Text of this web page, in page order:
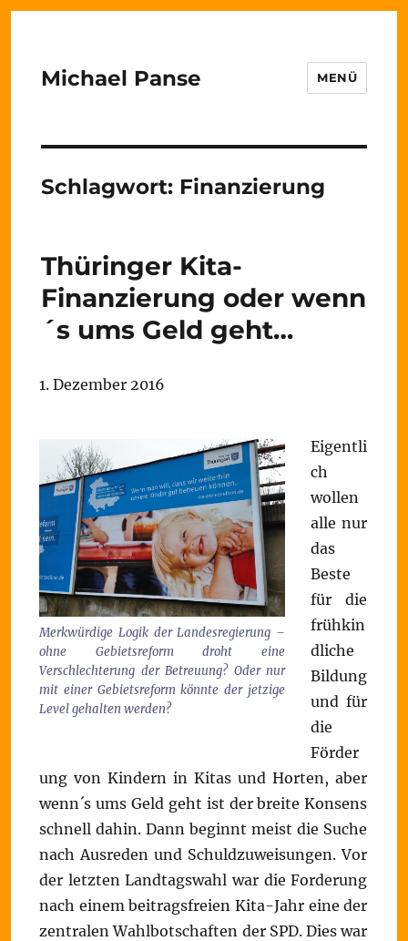
Michael Panse MENÜ
Schlagwort: Finanzierung
Thüringer Kita-
Finanzierung oder wenn
´s ums Geld geht…
1. Dezember 2016
Merkwürdige Logik der Landesregierung –
ohne Gebietsreform droht eine
Verschlechterung der Betreuung? Oder nur
mit einer Gebietsreform könnte der jetzige
Level gehalten werden?
Eigentli
ch
wollen
alle nur
das
Beste
für die
frühkin
dliche
Bildung
und für
die
Förder
ung von Kindern in Kitas und Horten, aber
wenn´s ums Geld geht ist der breite Konsens
schnell dahin. Dann beginnt meist die Suche
nach Ausreden und Schuldzuweisungen. Vor
der letzten Landtagswahl war die Forderung
nach einem beitragsfreien Kita-Jahr eine der
zentralen Wahlbotschaften der SPD. Dies war